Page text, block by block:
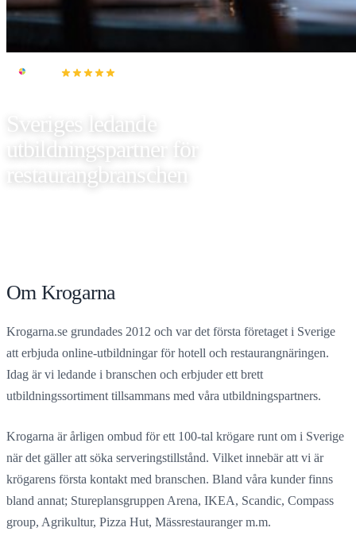
Sveriges ledande
utbildningspartner för
restaurangbranschen
Om Krogarna
Krogarna.se grundades 2012 och var det första företaget i Sverige
att erbjuda online-utbildningar för hotell och restaurangnäringen.
Idag är vi ledande i branschen och erbjuder ett brett
utbildningssortiment tillsammans med våra utbildningspartners.
Krogarna är årligen ombud för ett 100-tal krögare runt om i Sverige
när det gäller att söka serveringstillstånd. Vilket innebär att vi är
krögarens första kontakt med branschen. Bland våra kunder finns
bland annat; Stureplansgruppen Arena, IKEA, Scandic, Compass
group, Agrikultur, Pizza Hut, Mässrestauranger m.m.